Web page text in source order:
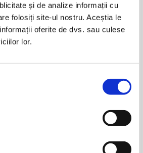
și de analize informații cu
folosiți site-ul nostru. Aceștia le
oferite de dvs. sau culese
lor.
in
Mihai Dragolea - In exercitiul
fictiunii
Pret:69,00Lei 44,85 Lei